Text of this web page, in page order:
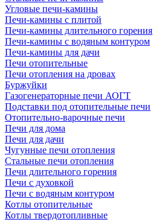
Угловые печи-камины
Печи-камины с плитой
Печи-камины длительного горения
Печи-камины с водяным контуром
Печи-камины для дачи
Печи отопительные
Печи отопления на дровах
Буржуйки
Газогенераторные печи АОГТ
Подставки под отопительные печи
Отопительно-варочные печи
Печи для дома
Печи для дачи
Чугунные печи отопления
Стальные печи отопления
Печи длительного горения
Печи с духовкой
Печи с водяным контуром
Котлы отопительные
Котлы твердотопливные